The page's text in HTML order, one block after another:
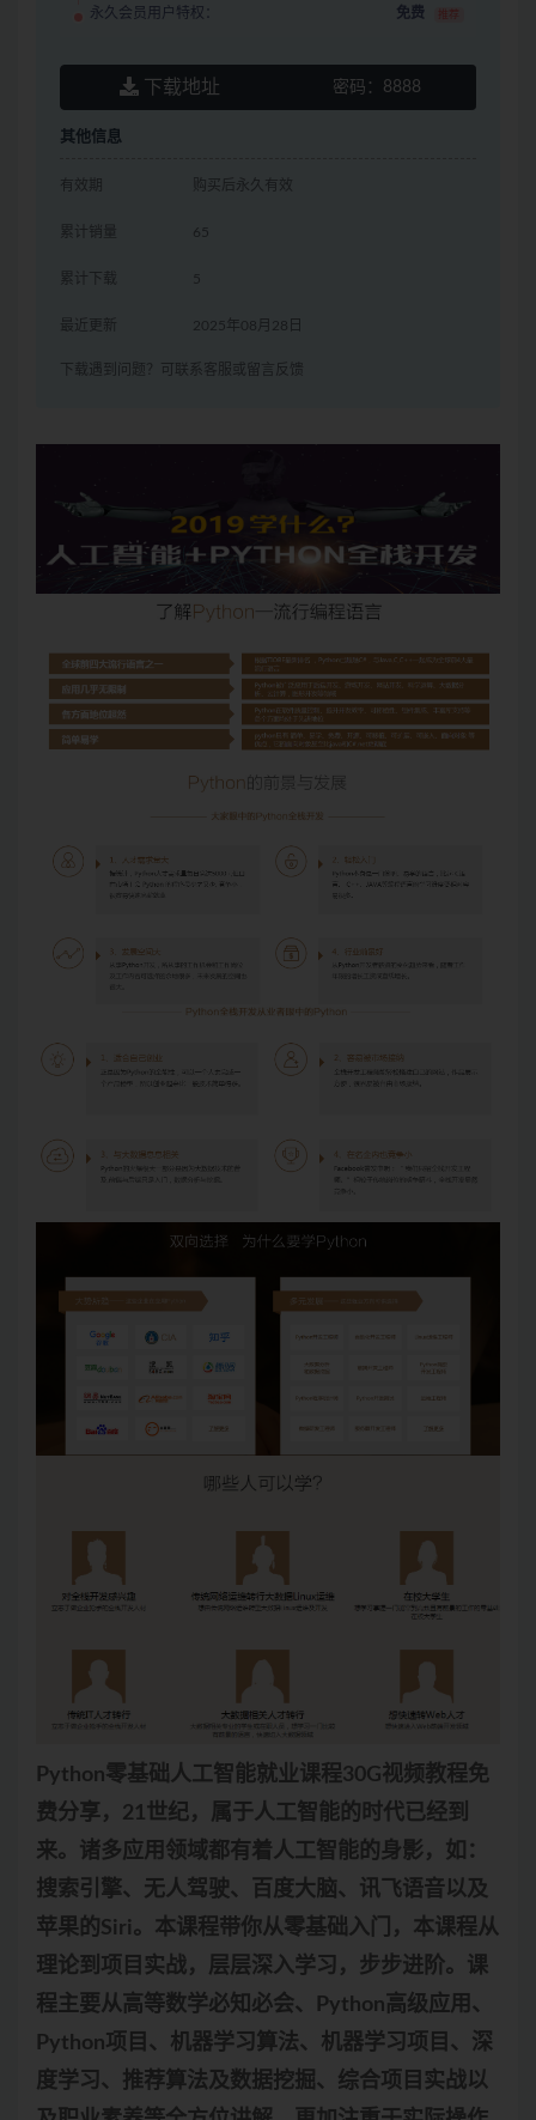
永久会员用户特权： 免费 推荐
下载地址 密码： 8888
其他信息
有效期 购买后永久有效
累计销量 65
累计下载 5
最近更新 2025年08月28日
下载遇到问题？可联系客服或留言反馈
Python零基础人工智能就业课程30G视频教程免
费分享，21世纪，属于人工智能的时代已经到
来。诸多应用领域都有着人工智能的身影，如：
搜索引擎、无人驾驶、百度大脑、讯飞语音以及
苹果的Siri。本课程带你从零基础入门，本课程从
理论到项目实战，层层深入学习，步步进阶。课
程主要从高等数学必知必会、Python高级应用、
Python项目、机器学习算法、机器学习项目、深
度学习、推荐算法及数据挖掘、综合项目实战以